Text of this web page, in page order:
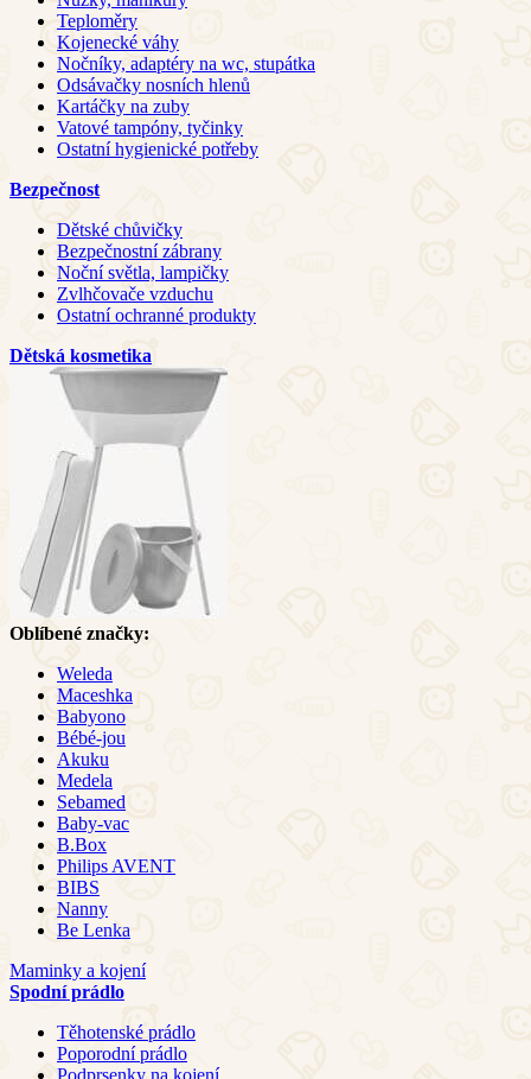
Teploměry
Kojenecké váhy
Nočníky, adaptéry na wc, stupátka
Odsávačky nosních hlenů
Kartáčky na zuby
Vatové tampóny, tyčinky
Ostatní hygienické potřeby
Bezpečnost
Dětské chůvičky
Bezpečnostní zábrany
Noční světla, lampičky
Zvlhčovače vzduchu
Ostatní ochranné produkty
Dětská kosmetika
Oblíbené značky:
Weleda
Maceshka
Babyono
Bébé-jou
Akuku
Medela
Sebamed
Baby-vac
B.Box
Philips AVENT
BIBS
Nanny
Be Lenka
Maminky a kojení
Spodní prádlo
Těhotenské prádlo
Poporodní prádlo
Podprsenky na kojení